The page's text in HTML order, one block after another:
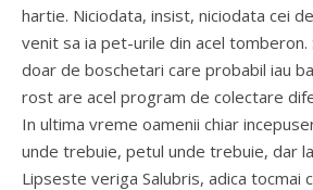
hartie. Niciodata, insist, niciodata cei
venit sa ia pet-urile din acel
doar de boschetari care probabil iau
rost are acel program de colectare
In ultima vreme oamenii chiar
unde trebuie, petul unde trebuie, dar
Lipseste veriga Salubris, adica tocmai